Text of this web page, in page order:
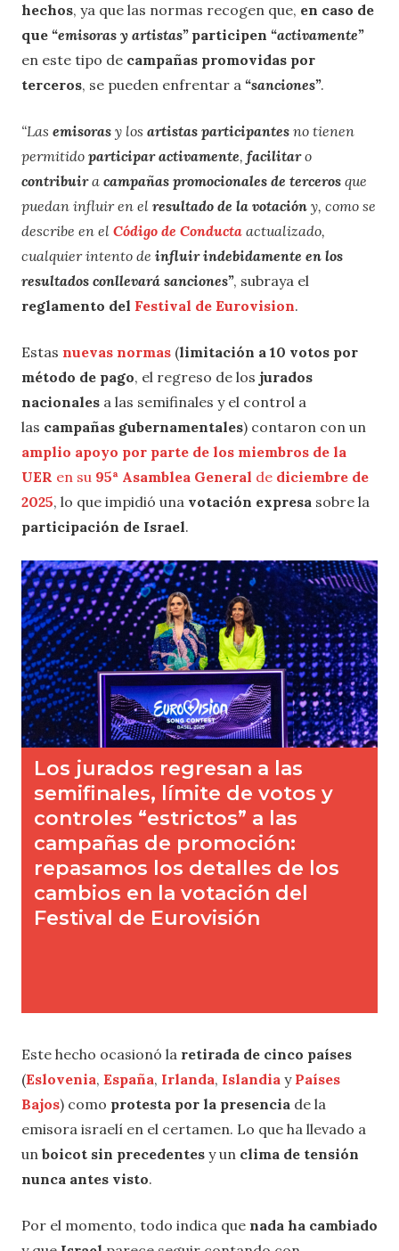
hechos, ya que las normas recogen que, en caso de
que “emisoras y artistas” participen “activamente”
en este tipo de campañas promovidas por
terceros, se pueden enfrentar a “sanciones”.
“Las emisoras y los artistas participantes no tienen
permitido participar activamente, facilitaro
contribuira campañas promocionales de terceros que
puedan influir en el resultado de la votación y, como se
describe en el Código de Conducta actualizado,
cualquier intento de influir indebidamente en los
resultados conllevará sanciones”, subraya el
reglamento del Festival de Eurovision.
Estas nuevas normas (limitación a 10 votos por
método de pago, el regreso de los jurados
nacionales a las semifinales y el control a
las campañas gubernamentales) contaron con un
amplio apoyo por parte de los miembros de la
UER en su 95ª Asamblea General de diciembre de
2025, lo que impidió una votación expresa sobre la
participación de Israel.
Este hecho ocasionó la retirada de cinco países
(Eslovenia, España, Irlanda, Islandia y Países
Bajos) como protesta por la presencia de la
emisora israelí en el certamen. Lo que ha llevado a
un boicot sin precedentes y un clima de tensión
nunca antes visto.
Por el momento, todo indica que nada ha cambiado